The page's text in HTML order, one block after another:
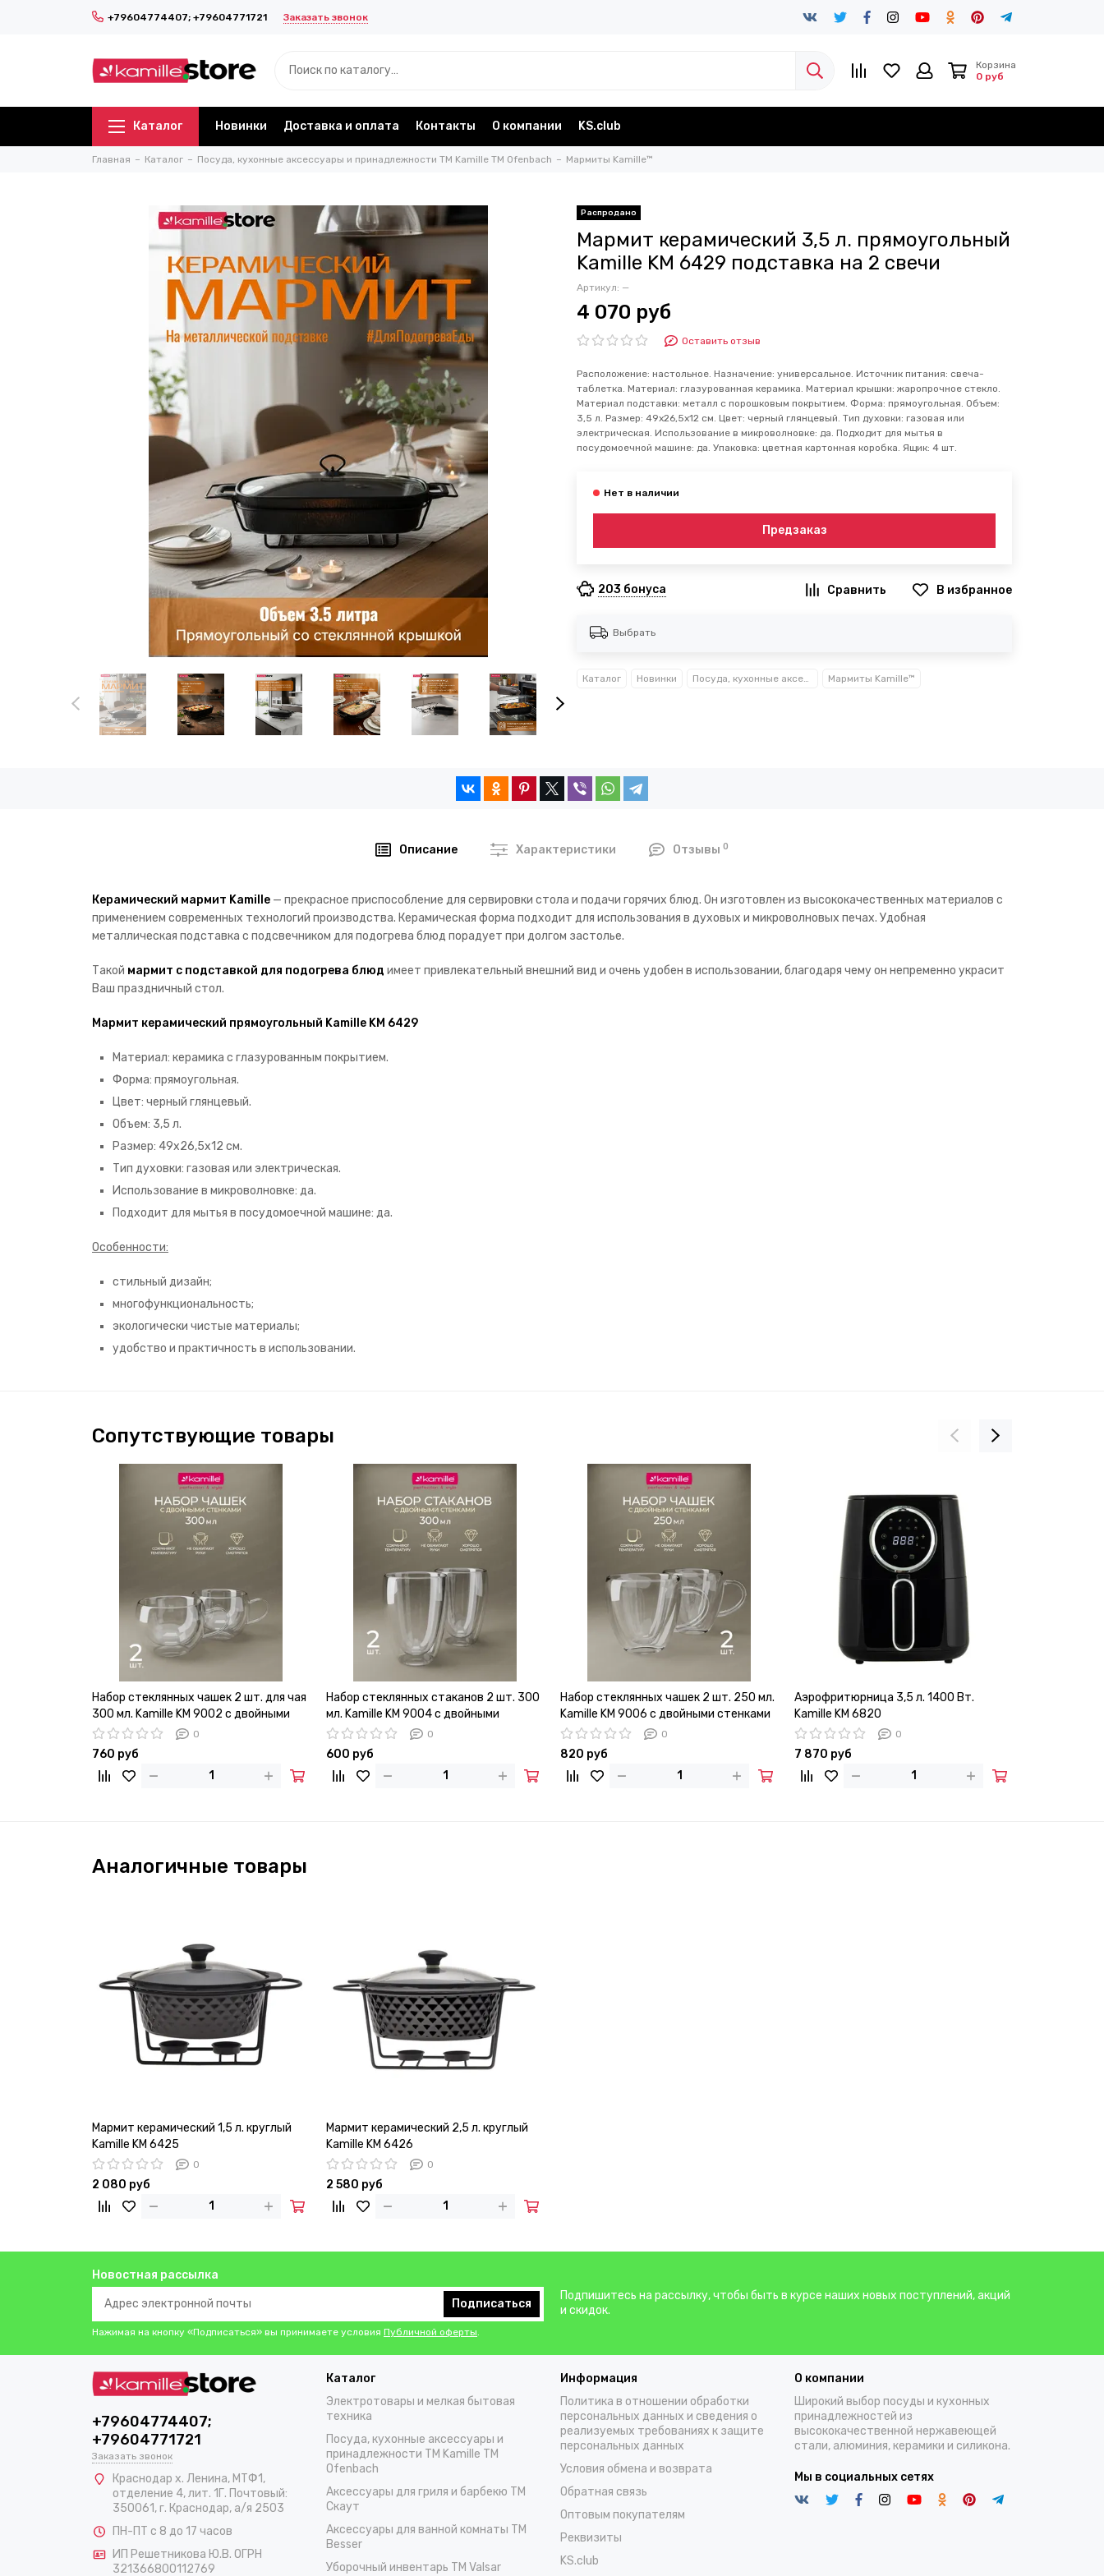
+79604774407; +79604771721 Заказать звонок
Корзина
0 руб
Каталог Новинки Доставка и оплата Контакты О компании KS.club
Главная Каталог Посуда, кухонные аксессуары и принадлежности TM Kamille TM Ofenbach Мармиты Kamille™
Мармит керамический 3,5 л. прямоугольный
Kamille KM 6429 подставка на 2 свечи
Артикул: —
4 070 руб
Оставить отзыв
Расположение: настольное. Назначение: универсальное. Источник питания: свеча-
таблетка. Материал: глазурованная керамика. Материал крышки: жаропрочное стекло.
Материал подставки: металл с порошковым покрытием. Форма: прямоугольная. Объем:
3,5 л. Размер: 49х26,5х12 см. Цвет: черный глянцевый. Тип духовки: газовая или
электрическая. Использование в микроволновке: да. Подходит для мытья в
посудомоечной машине: да. Упаковка: цветная картонная коробка. Ящик: 4 шт.
Предзаказ
203 бонуса В избранное
Выбрать
Каталог Новинки Посуда, кухонные аксессуары и принадлежности TM Kamille TM Ofenbach Мармиты Kamille™
Описание Характеристики Отзывы 0
Керамический мармит Kamille — прекрасное приспособление для сервировки стола и подачи горячих блюд. Он изготовлен из высококачественных материалов с
применением современных технологий производства. Керамическая форма подходит для использования в духовых и микроволновых печах. Удобная
металлическая подставка с подсвечником для подогрева блюд порадует при долгом застолье.
Такой мармит с подставкой для подогрева блюд имеет привлекательный внешний вид и очень удобен в использовании, благодаря чему он непременно украсит
Ваш праздничный стол.
Мармит керамический прямоугольный Kamille KM 6429
Материал: керамика с глазурованным покрытием.
Форма: прямоугольная.
Цвет: черный глянцевый.
Объем: 3,5 л.
Размер: 49х26,5х12 см.
Тип духовки: газовая или электрическая.
Использование в микроволновке: да.
Подходит для мытья в посудомоечной машине: да.
Особенности:
стильный дизайн;
многофункциональность;
экологически чистые материалы;
удобство и практичность в использовании.
Сопутствующие товары
Набор стеклянных чашек 2 шт. для чая
300 мл. Kamille KM 9002 с двойными
стенками
0
760 руб
Набор стеклянных стаканов 2 шт. 300
мл. Kamille KM 9004 с двойными
стенками
0
600 руб
Набор стеклянных чашек 2 шт. 250 мл.
Kamille KM 9006 с двойными стенками
0
820 руб
Аэрофритюрница 3,5 л. 1400 Вт.
Kamille KM 6820
0
7 870 руб
Аналогичные товары
Мармит керамический 1,5 л. круглый
Kamille KM 6425
0
2 080 руб
Мармит керамический 2,5 л. круглый
Kamille KM 6426
0
2 580 руб
Новостная рассылка
Подписаться
Нажимая на кнопку «Подписаться» вы принимаете условия Публичной оферты.
Подпишитесь на рассылку, чтобы быть в курсе наших новых поступлений, акций
и скидок.
+79604774407;
+79604771721
Заказать звонок
Краснодар х. Ленина, МТФ1,
отделение 4, лит. 1Г. Почтовый:
350061, г. Краснодар, а/я 2503
ПН-ПТ с 8 до 17 часов
ИП Решетникова Ю.В. ОГРН
321366800112769
Каталог
Электротовары и мелкая бытовая
техника
Посуда, кухонные аксессуары и
принадлежности TM Kamille TM
Ofenbach
Аксессуары для гриля и барбекю TM
Скаут
Аксессуары для ванной комнаты TM
Besser
Уборочный инвентарь TM Valsar
Информация
Политика в отношении обработки
персональных данных и сведения о
реализуемых требованиях к защите
персональных данных
Условия обмена и возврата
Обратная связь
Оптовым покупателям
Реквизиты
KS.club
О компании
Широкий выбор посуды и кухонных
принадлежностей из
высококачественной нержавеющей
стали, алюминия, керамики и силикона.
Мы в социальных сетях